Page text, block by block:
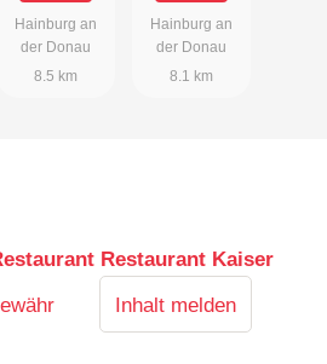
Hainburg an
der Donau
8.5 km
Hainburg an
der Donau
8.1 km
Restaurant Kaiser
Inhalt melden